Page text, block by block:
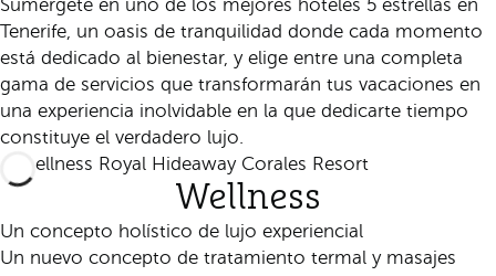
Sumérgete en uno de los mejores hoteles 5 estrellas en
Tenerife, un oasis de tranquilidad donde cada momento
está dedicado al bienestar, y elige entre una completa
gama de servicios que transformarán tus vacaciones en
una experiencia inolvidable en la que dedicarte tiempo
constituye el verdadero lujo.
Wellness
Un concepto holístico de lujo experiencial
Un nuevo concepto de tratamiento termal y masajes